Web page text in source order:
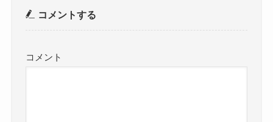
コメントする
コメント